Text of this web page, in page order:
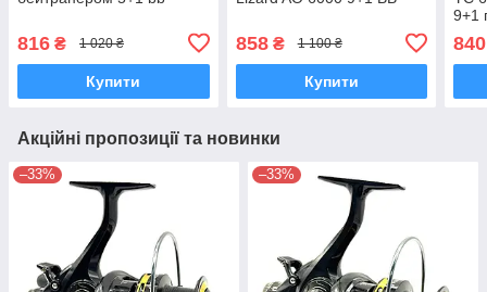
816 ₴ 1 020 ₴
Купити
858₴ 1 100 ₴
Купити
9+1
840
Акційні пропозиції та новинки
–33% –33%